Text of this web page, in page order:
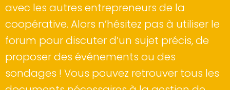
avec les autres entrepreneurs de la
coopérative. Alors n’hésitez pas à utiliser le
forum pour discuter d’un sujet précis, de
proposer des événements ou des
sondages ! Vous pouvez retrouver tous les